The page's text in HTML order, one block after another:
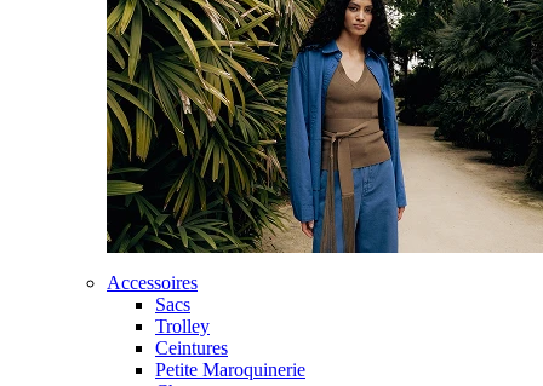
Accessoires
Sacs
Trolley
Ceintures
Petite Maroquinerie